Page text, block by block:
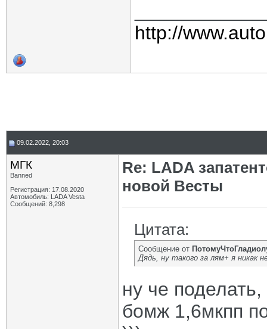
http://
09.02.2022, 20:03
МГК
Banned
Регистрация: 17.08.2020
Автомобиль: LADA Vesta
Сообщений: 8,298
Re: LADA
новой Весты
Цитата:
Сообщение от
Дядь, ну такого за лям+ я никак
ну че
бомж 1,6мкпп